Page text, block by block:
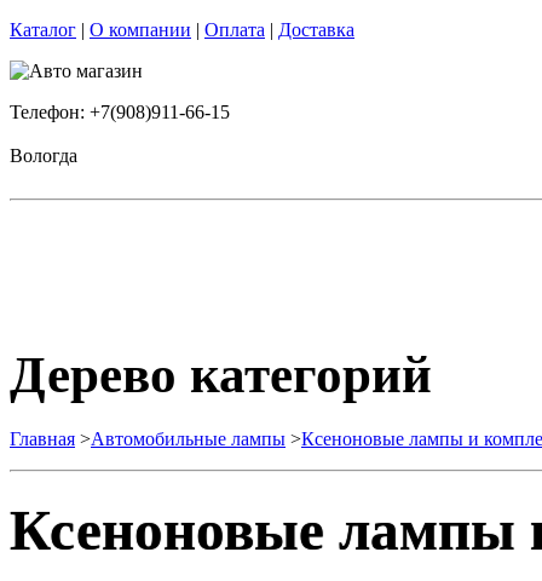
Каталог | О компании | Оплата | Доставка
Телефон: +7(908)911-66-15
Вологда
Дерево категорий
Главная >Автомобильные лампы >Ксеноновые лампы и
Ксеноновые лампы